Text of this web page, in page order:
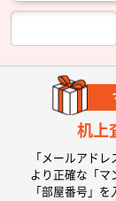
机上
「メールアド
より正確な 「
「部屋番号」